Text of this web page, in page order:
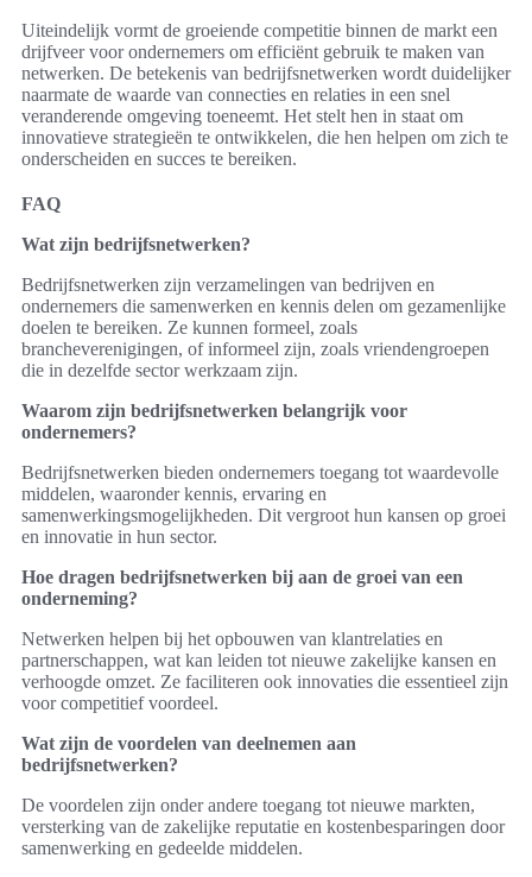
Uiteindelijk vormt de groeiende competitie binnen de markt een
drijfveer voor ondernemers om efficiënt gebruik te maken van
netwerken. De betekenis van bedrijfsnetwerken wordt duidelijker
naarmate de waarde van connecties en relaties in een snel
veranderende omgeving toeneemt. Het stelt hen in staat om
innovatieve strategieën te ontwikkelen, die hen helpen om zich te
onderscheiden en succes te bereiken.
FAQ
Wat zijn bedrijfsnetwerken?
Bedrijfsnetwerken zijn verzamelingen van bedrijven en
ondernemers die samenwerken en kennis delen om gezamenlijke
doelen te bereiken. Ze kunnen formeel, zoals
brancheverenigingen, of informeel zijn, zoals vriendengroepen
die in dezelfde sector werkzaam zijn.
Waarom zijn bedrijfsnetwerken belangrijk voor
ondernemers?
Bedrijfsnetwerken bieden ondernemers toegang tot waardevolle
middelen, waaronder kennis, ervaring en
samenwerkingsmogelijkheden. Dit vergroot hun kansen op groei
en innovatie in hun sector.
Hoe dragen bedrijfsnetwerken bij aan de groei van een
onderneming?
Netwerken helpen bij het opbouwen van klantrelaties en
partnerschappen, wat kan leiden tot nieuwe zakelijke kansen en
verhoogde omzet. Ze faciliteren ook innovaties die essentieel zijn
voor competitief voordeel.
Wat zijn de voordelen van deelnemen aan
bedrijfsnetwerken?
De voordelen zijn onder andere toegang tot nieuwe markten,
versterking van de zakelijke reputatie en kostenbesparingen door
samenwerking en gedeelde middelen.